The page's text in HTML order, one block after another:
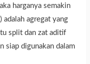
harganya semakin
adalah agregat yang
split dan zat aditif
siap digunakan dalam